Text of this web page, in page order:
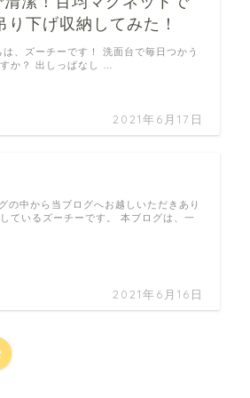
下げ収納してみた！
2021年6月17日
、ズーチーです！ 洗面台で毎日つかう
か？ 出しっぱなし …
2021年6月16日
の中から当ブログへお越しいただきあり
ているズーチーです。 本ブログは、一